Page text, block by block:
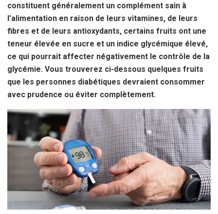
constituent généralement un complément sain à
l’alimentation en raison de leurs vitamines, de leurs
fibres et de leurs antioxydants, certains fruits ont une
teneur élevée en sucre et un indice glycémique élevé,
ce qui pourrait affecter négativement le contrôle de la
glycémie. Vous trouverez ci-dessous quelques fruits
que les personnes diabétiques devraient consommer
avec prudence ou éviter complètement.